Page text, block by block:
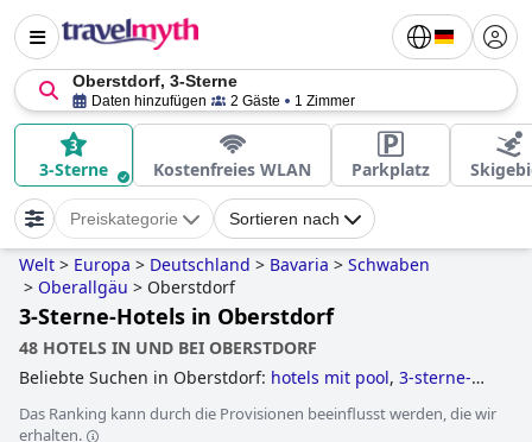
Oberstdorf, 3-Sterne
Daten hinzufügen 2 Gäste 1 Zimmer
3-Sterne Kostenfreies WLAN Parkplatz
Preiskategorie Sortieren nach
Welt > Europa > Deutschland > Bavaria > Schwaben
> Oberallgäu > Oberstdorf
3-Sterne-Hotels in Oberstdorf
48 HOTELS IN UND BEI OBERSTDORF
Beliebte Suchen in Oberstdorf: hotels mit pool, 3-sterne-
familienhotels,wellnesshotels,romantische hotelsand5-
Das Ranking kann durch die Provisionen beeinflusst werden, die wir
erhalten.